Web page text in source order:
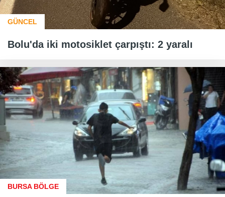
GÜNCEL
Bolu'da iki motosiklet çarpıştı: 2 yaralı
BURSA BÖLGE